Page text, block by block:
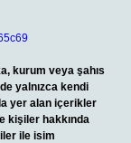
kurum veya şahıs
yalnızca kendi
yer alan içerikler
kişiler hakkında
ile isim